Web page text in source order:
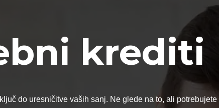
krediti
do uresničitve vaših sanj. Ne glede na to, ali